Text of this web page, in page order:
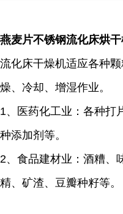
燕麦片不锈钢流化床烘
流化床干燥机适应各种
燥、冷却、增湿作业。
1、医药化工业：各种打
种添加剂等。
2、食品建材业：酒糟、
精、矿渣、豆瓣种籽等。